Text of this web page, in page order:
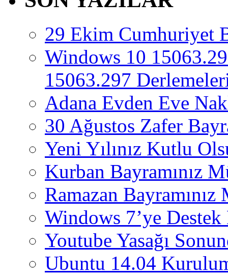
29 Ekim Cumhuriyet
Windows 10
15063.297
Adana Evden Eve
30 Ağustos Zafer
Yeni Yılınız Kutlu
Kurban Bayramınız
Ramazan
Windows 7’ye
Youtube Yasağı
Ubuntu 14.04